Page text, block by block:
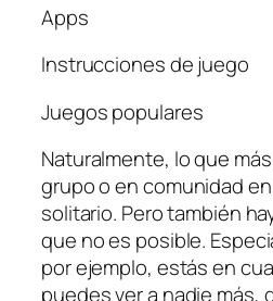
Apps
Instrucciones de juego
Juegos populares
Naturalmente, lo que
grupo o en comunidad
solitario. Pero también
que no es posible.
por ejemplo, estás en
puedes ver a nadie más,